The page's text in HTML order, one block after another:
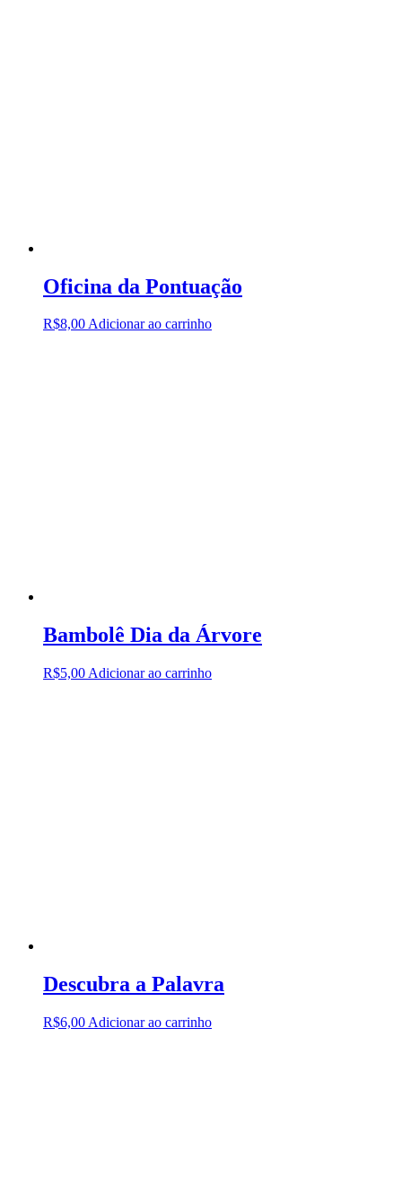
Oficina da Pontuação
R$8,00Adicionar ao carrinho
Bambolê Dia da Árvore
R$5,00 Adicionar ao carrinho
Descubra a Palavra
R$6,00 Adicionar ao carrinho